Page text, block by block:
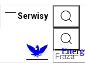
Serwisy
E